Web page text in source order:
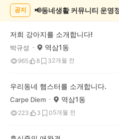
목
공지 📢동네생활 커뮤니티 운
저희 강아지를 소개합니다!
박규성 역삼1동
965 8 32개월 전
우리동네 햄스터를 소개합니다.
Carpe Diem 역삼1동
223 3 05개월 전